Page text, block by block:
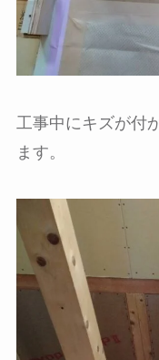
工事中にキズが付
ます。